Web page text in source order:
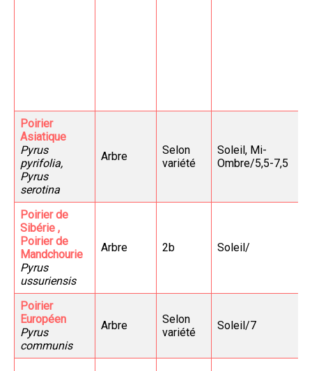
Poirier
Asiatique
Pyrus
pyrifolia,
Pyrus
serotina
Arbre
Selon
variété
Soleil, Mi-
Ombre/5,5-7,5
Poirier de
Sibérie ,
Poirier de
Mandchourie
Pyrus
ussuriensis
Arbre 2b Soleil/
Poirier
Européen
Pyrus
communis
Arbre
Selon
variété
Soleil/7